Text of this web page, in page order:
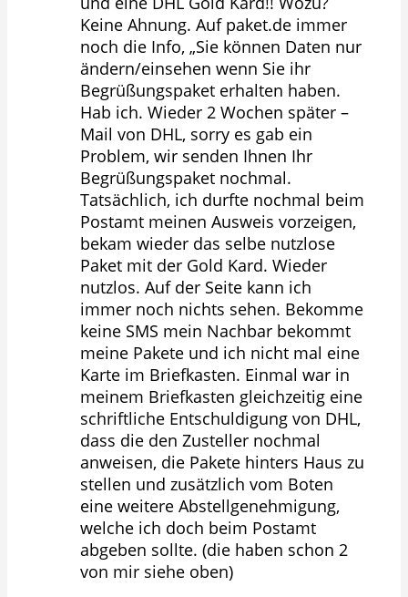
Keine Ahnung. Auf paket.de immer
noch die Info, „Sie können Daten nur
ändern/einsehen wenn Sie ihr
Begrüßungspaket erhalten haben.
Hab ich. Wieder 2 Wochen später –
Mail von DHL, sorry es gab ein
Problem, wir senden Ihnen Ihr
Begrüßungspaket nochmal.
Tatsächlich, ich durfte nochmal beim
Postamt meinen Ausweis vorzeigen,
bekam wieder das selbe nutzlose
Paket mit der Gold Kard. Wieder
nutzlos. Auf der Seite kann ich
immer noch nichts sehen. Bekomme
keine SMS mein Nachbar bekommt
meine Pakete und ich nicht mal eine
Karte im Briefkasten. Einmal war in
meinem Briefkasten gleichzeitig eine
schriftliche Entschuldigung von DHL,
dass die den Zusteller nochmal
anweisen, die Pakete hinters Haus zu
stellen und zusätzlich vom Boten
eine weitere Abstellgenehmigung,
welche ich doch beim Postamt
abgeben sollte. (die haben schon 2
von mir siehe oben)